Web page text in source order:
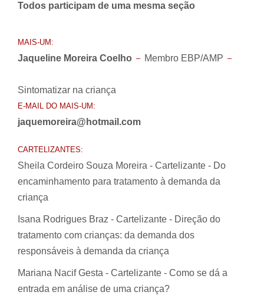
Todos participam de uma mesma seção
MAIS-UM:
Jaqueline Moreira Coelho – Membro EBP/AMP –
Sintomatizar na criança
E-MAIL DO MAIS-UM:
jaquemoreira@hotmail.com
CARTELIZANTES:
Sheila Cordeiro Souza Moreira - Cartelizante - Do
encaminhamento para tratamento à demanda da
criança
Isana Rodrigues Braz - Cartelizante - Direção do
tratamento com crianças: da demanda dos
responsáveis à demanda da criança
Mariana Nacif Gesta - Cartelizante - Como se dá a
entrada em análise de uma criança?